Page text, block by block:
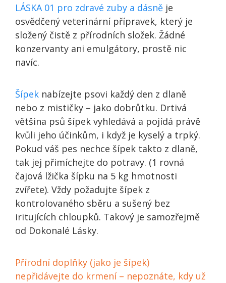
LÁSKA 01 pro zdravé zuby a dásně je
osvědčený veterinární přípravek, který je
složený čistě z přírodních složek. Žádné
konzervanty ani emulgátory, prostě nic
navíc.
Šípek nabízejte psovi každý den z dlaně
nebo z mističky – jako dobrůtku. Drtivá
většina psů šípek vyhledává a pojídá právě
kvůli jeho účinkům, i když je kyselý a trpký.
Pokud váš pes nechce šípek takto z dlaně,
tak jej přimíchejte do potravy. (1 rovná
čajová lžička šípku na 5 kg hmotnosti
zvířete). Vždy požadujte šípek z
kontrolovaného sběru a sušený bez
iritujících chloupků. Takový je samozřejmě
od Dokonalé Lásky.
Přírodní doplňky (jako je šípek)
nepřidávejte do krmení – nepoznáte, kdy už